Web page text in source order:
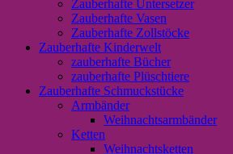
Zauberhafte Untersetzer
Zauberhafte Vasen
Zauberhafte Zollstöcke
Zauberhafte Kinderwelt
zauberhafte Bücher
zauberhafte Plüschtiere
Zauberhafte Schmuckstücke
Armbänder
Weihnachtsarmbänder
Ketten
Weihnachtsketten